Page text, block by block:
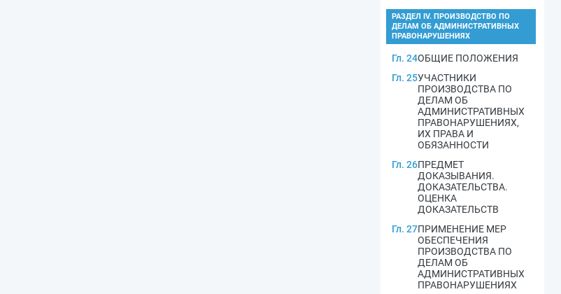
РАЗДЕЛ IV. ПРОИЗВОДСТВО ПО
ДЕЛАМ ОБ АДМИНИСТРАТИВНЫХ
ПРАВОНАРУШЕНИЯХ
Гл. 24ОБЩИЕ ПОЛОЖЕНИЯ
Гл. 25УЧАСТНИКИ
ПРОИЗВОДСТВА ПО
ДЕЛАМ ОБ
АДМИНИСТРАТИВНЫХ
ПРАВОНАРУШЕНИЯХ,
ИХ ПРАВА И
ОБЯЗАННОСТИ
Гл. 26ПРЕДМЕТ
ДОКАЗЫВАНИЯ.
ДОКАЗАТЕЛЬСТВА.
ОЦЕНКА
ДОКАЗАТЕЛЬСТВ
Гл. 27ПРИМЕНЕНИЕ МЕР
ОБЕСПЕЧЕНИЯ
ПРОИЗВОДСТВА ПО
ДЕЛАМ ОБ
АДМИНИСТРАТИВНЫХ
ПРАВОНАРУШЕНИЯХ